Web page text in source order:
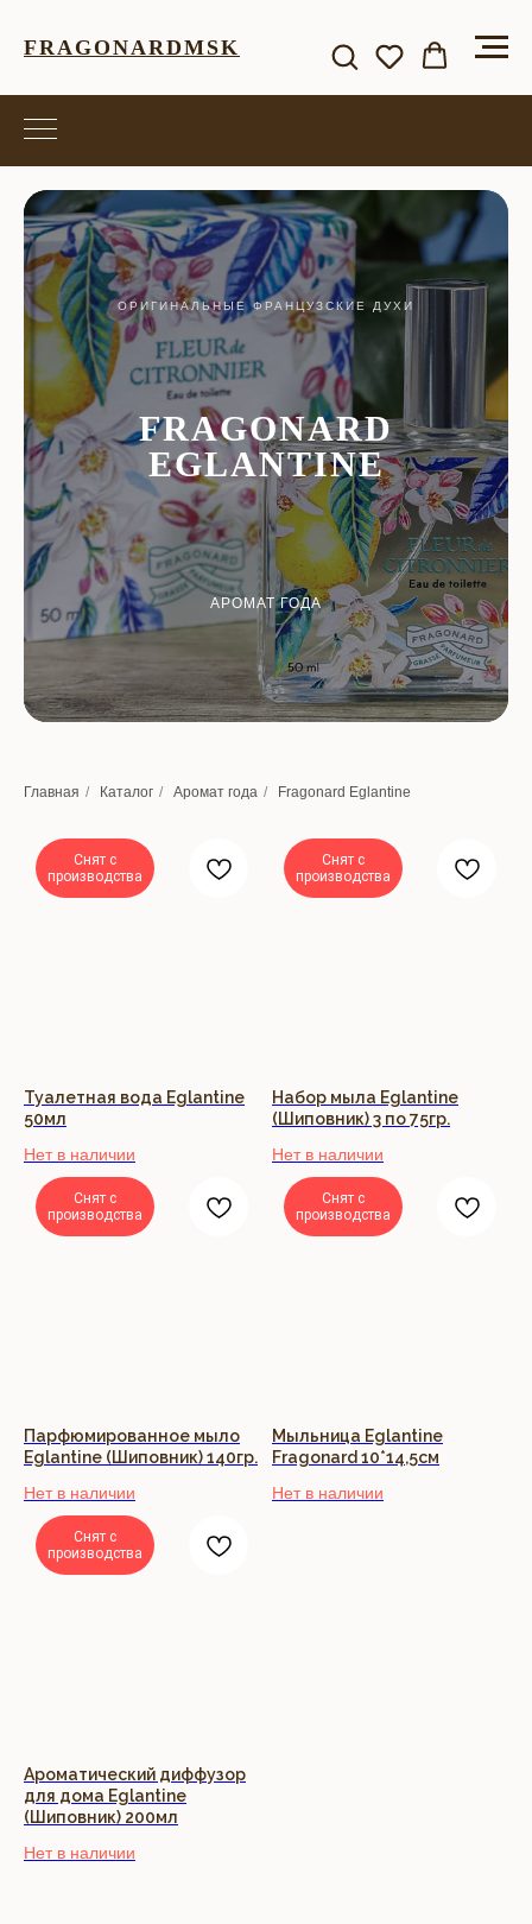
FRAGONARDMSK
FRAGONARD
EGLANTINE
ОРИГИНАЛЬНЫЕ ФРАНЦУЗСКИЕ ДУХИ
АРОМАТ ГОДА
Главная / Каталог / Аромат года / Fragonard Eglantine
Снят с
производства
Туалетная вода Eglantine
50мл
Нет в наличии
Снят с
производства
Набор мыла Eglantine
(Шиповник) 3 по 75гр.
Нет в наличии
Снят с
производства
Парфюмированное мыло
Eglantine (Шиповник) 140гр.
Нет в наличии
Снят с
производства
Мыльница Eglantine
Fragonard 10*14,5см
Нет в наличии
Снят с
производства
Ароматический диффузор
для дома Eglantine
(Шиповник) 200мл
Нет в наличии